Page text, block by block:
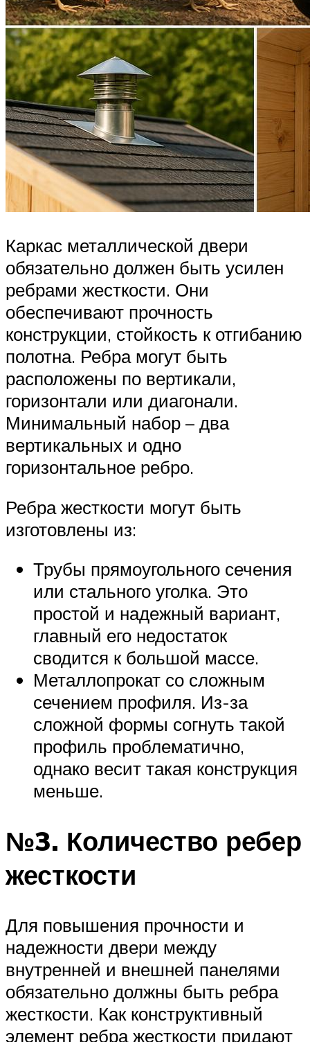
Каркас металлической двери
обязательно должен быть усилен
ребрами жесткости. Они
обеспечивают прочность
конструкции, стойкость к отгибанию
полотна. Ребра могут быть
расположены по вертикали,
горизонтали или диагонали.
Минимальный набор – два
вертикальных и одно
горизонтальное ребро.
Ребра жесткости могут быть
изготовлены из:
Трубы прямоугольного сечения
или стального уголка. Это
простой и надежный вариант,
главный его недостаток
сводится к большой массе.
Металлопрокат со сложным
сечением профиля. Из-за
сложной формы согнуть такой
профиль проблематично,
однако весит такая конструкция
меньше.
№3. Количество ребер
жесткости
Для повышения прочности и
надежности двери между
внутренней и внешней панелями
обязательно должны быть ребра
жесткости. Как конструктивный
элемент ребра жесткости придают